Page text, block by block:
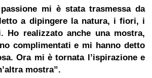
mi è stata trasmessa da
a dipingere la natura, i fiori, i
Ho realizzato anche una mostra,
complimentati e mi hanno detto
Ora mi è tornata l’ispirazione e
mostra”.